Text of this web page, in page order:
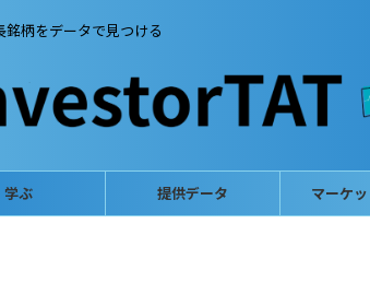
銘柄をデータで見つける
学ぶ 提供データ マーケ